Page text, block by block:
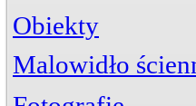
Obiekty
MogiłaCmentarz Komunalny
Malowidło